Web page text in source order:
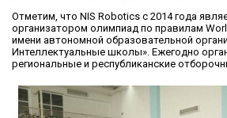
Отметим, что NIS Robotics с 2014 года
организатором олимпиад по правилам
имени автономной образовательной
Интеллектуальные школы». Ежегодно
региональные и республиканские